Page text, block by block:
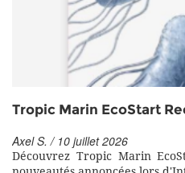
Tropic Marin EcoStart
Axel S. / 10 juillet 2026
Découvrez Tropic Marin